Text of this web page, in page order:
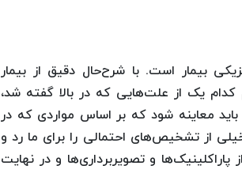
بیمار است. با شرح‌حال دقیق از بیمار
یک از علت‌هایی که در بالا گفته شد،
باید معاینه شود که بر اساس مواردی که در
از تشخیص‌های احتمالی را برای ما رد و
و تصویربرداری‌ها و در نهایت